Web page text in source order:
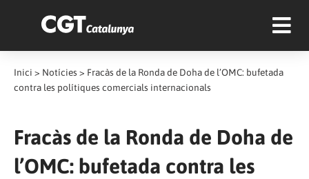
Inici > Notícies > Fracàs de la Ronda de Doha de l’OMC: bufetada
contra les polítiques comercials internacionals
Fracàs de la Ronda de Doha de
l’OMC: bufetada contra les